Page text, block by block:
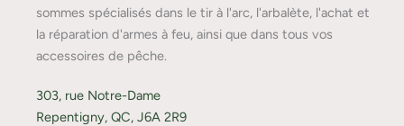
sommes spécialisés dans le tir à l'arc, l'arbalète, l'achat et
la réparation d'armes à feu, ainsi que dans tous vos
accessoires de pêche.
303, rue Notre-Dame
Repentigny, QC, J6A 2R9